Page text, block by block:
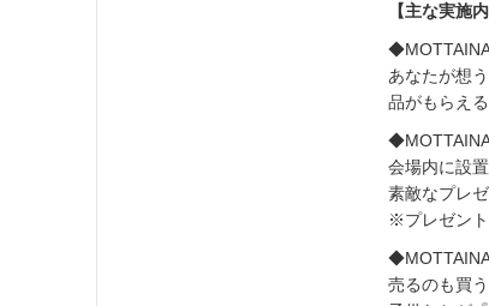
【主な実施
あなたが想
品がもらえ
会場内に設
素敵なプレ
※プレゼン
売るのも買